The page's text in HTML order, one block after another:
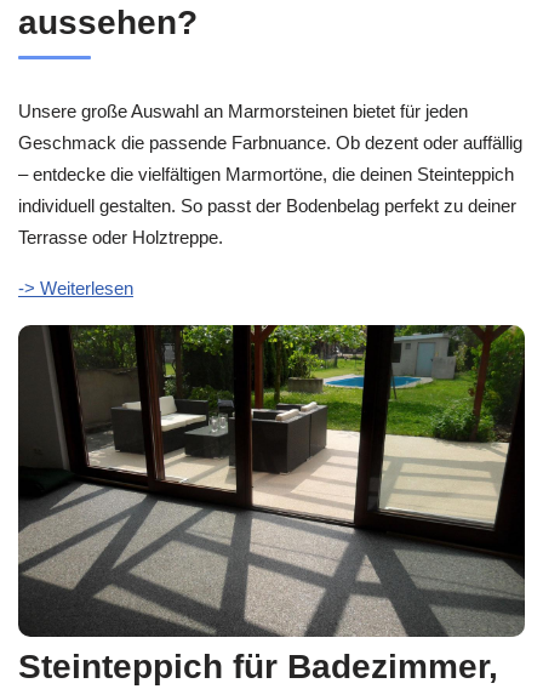
aussehen?
Unsere große Auswahl an Marmorsteinen bietet für jeden
Geschmack die passende Farbnuance. Ob dezent oder auffällig
– entdecke die vielfältigen Marmortöne, die deinen Steinteppich
individuell gestalten. So passt der Bodenbelag perfekt zu deiner
Terrasse oder Holztreppe.
-> Weiterlesen
Steinteppich für Badezimmer,